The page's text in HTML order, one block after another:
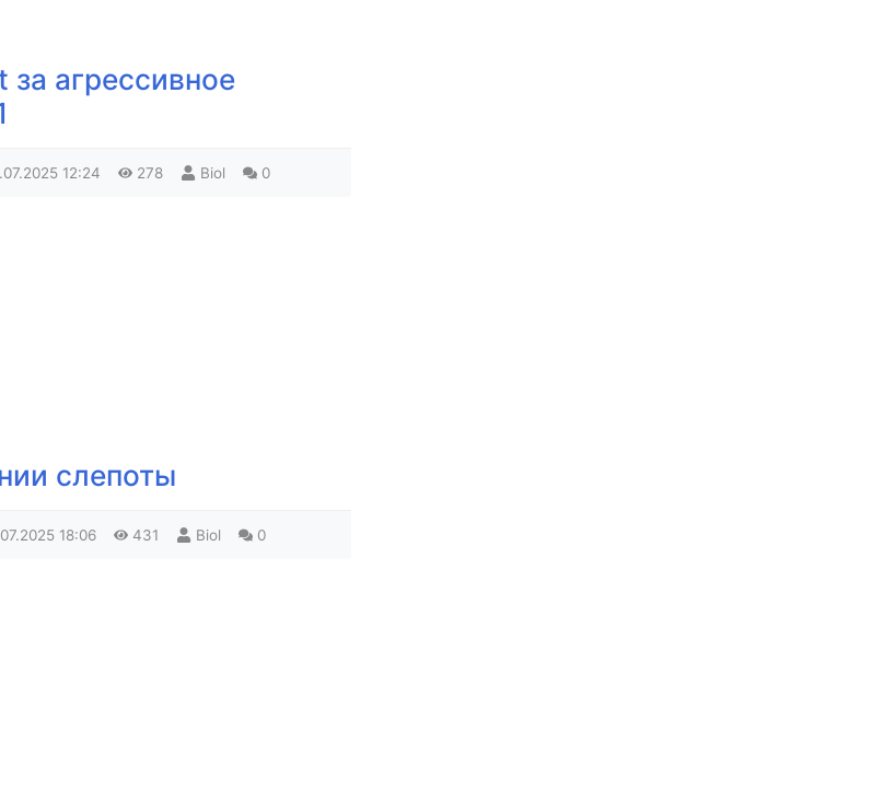
агрессивное
12:24 278 Biol 0
слепоты
18:06 431 Biol 0